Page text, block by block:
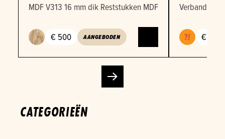
MDF V313 16 mm dik Reststukken MDF 16mm in
€ 500 AANGEBODEN € 1
CATEGORIEËN